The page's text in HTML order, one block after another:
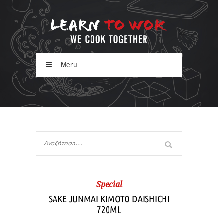
Menu
Special
SAKE JUNMAI KIMOTO DAISHICHI
720ML